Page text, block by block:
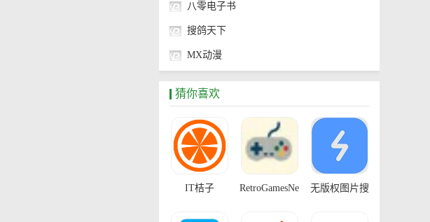
八零电子书
搜鸽天下
MX动漫
猜你喜欢
IT桔子 RetroGamesNexus无版权图片搜